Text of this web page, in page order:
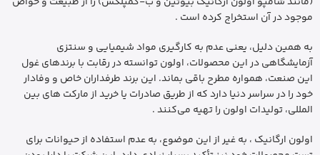
موجود در آن استخراج کرده است .
به همین دلیل، یعنی عدم به کارگیری مواد شیمیایی و سنتزی
آزمایشگاهی در این محصولات، اولون توانسته در رقابت با برندهای غول
این صنعت، همواره مطرح باقی بماند. این برند طرفداران خاص و وفادار
خود را در سراسر دنیا دارد که از طریق صادرات یا خرید از مارکت های بین
المللی، تولیدات اولون را تهیه می‌کنند .
اولون ارگانیک ، به غیر از این موضوع، به عدم استفاده از حیوانات برای